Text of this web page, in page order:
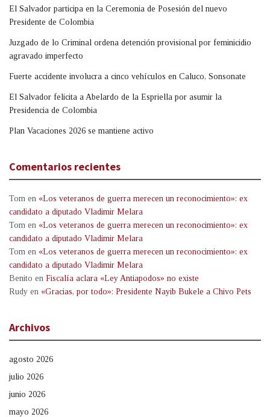
El Salvador participa en la Ceremonia de Posesión del nuevo
Presidente de Colombia
Juzgado de lo Criminal ordena detención provisional por feminicidio
agravado imperfecto
Fuerte accidente involucra a cinco vehículos en Caluco, Sonsonate
El Salvador felicita a Abelardo de la Espriella por asumir la
Presidencia de Colombia
Plan Vacaciones 2026 se mantiene activo
Comentarios recientes
Tom en «Los veteranos de guerra merecen un reconocimiento»: ex
candidato a diputado Vladimir Melara
Tom en «Los veteranos de guerra merecen un reconocimiento»: ex
candidato a diputado Vladimir Melara
Tom en «Los veteranos de guerra merecen un reconocimiento»: ex
candidato a diputado Vladimir Melara
Benito en Fiscalía aclara «Ley Antiapodos» no existe
Rudy en «Gracias, por todo»: Presidente Nayib Bukele a Chivo Pets
Archivos
agosto 2026
julio 2026
junio 2026
mayo 2026